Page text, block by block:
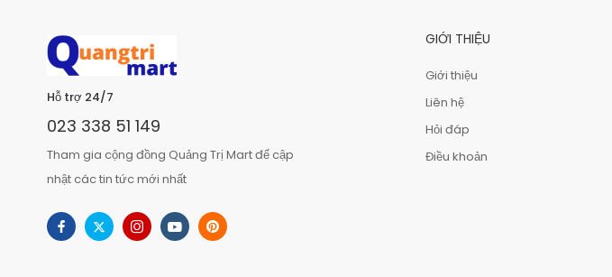
Hỗ trợ 24/7
023 338 51 149
Tham gia cộng đồng Quảng Trị Mart để cập
nhật các tin tức mới nhất
GIỚI THIỆU
Giới thiệu
Liên hệ
Hỏi đáp
Điều khoản